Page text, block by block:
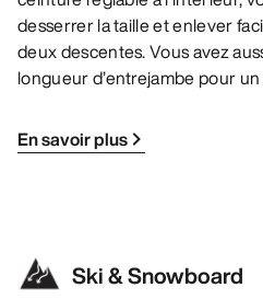
desserrer la taille et enlever
deux descentes. Vous avez
longueur d’entrejambe pour
En savoir plus
Ski & Snowboard